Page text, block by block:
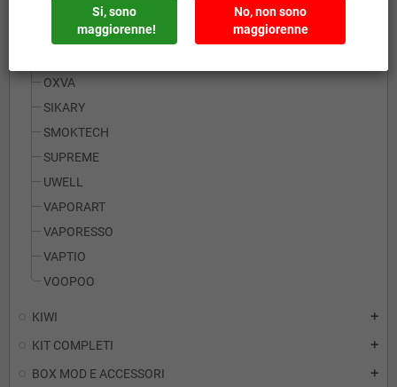
JOYETECH
JUSTFOG
OXVA
SIKARY
SMOKTECH
SUPREME
UWELL
VAPORART
VAPORESSO
VAPTIO
VOOPOO
KIWI add
KIT COMPLETI add
BOX MOD E ACCESSORI add
Si, sono
maggiorenne!
No, non sono
maggiorenne